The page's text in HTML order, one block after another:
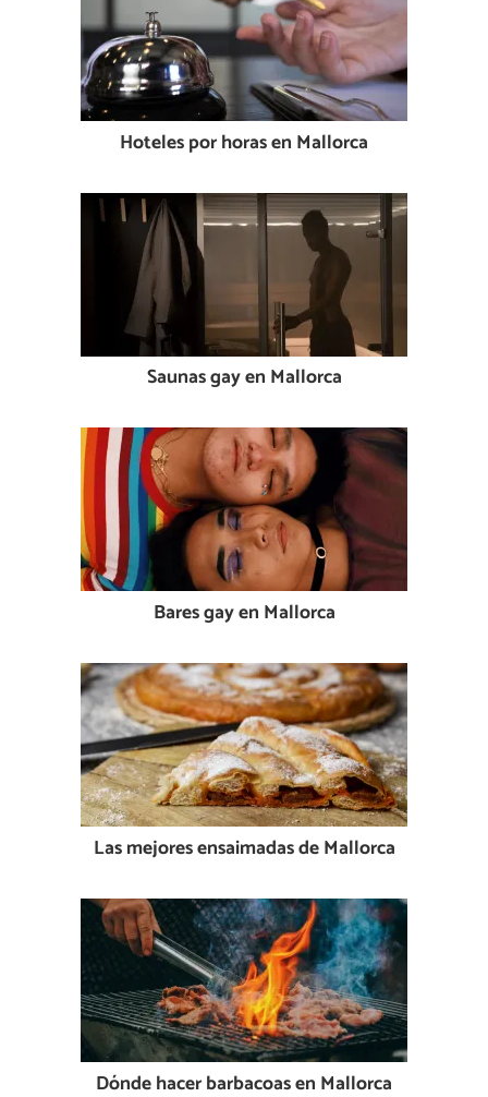
Hoteles por horas en Mallorca
Saunas gay en Mallorca
Bares gay en Mallorca
Las mejores ensaimadas de Mallorca
Dónde hacer barbacoas en Mallorca